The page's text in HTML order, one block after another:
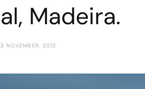
Madeira.
NOVEMBER, 2012